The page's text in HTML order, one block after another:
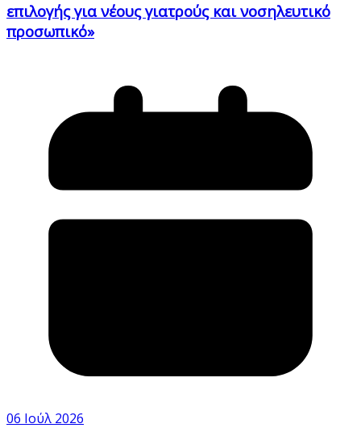
επιλογής για νέους γιατρούς και νοσηλευτικό
προσωπικό»
06 Ιούλ 2026